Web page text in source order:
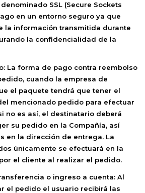
SSL (Secure Sockets
en un entorno seguro ya que
la información transmitida durante
la confidencialidad de la
La forma de pago contra reembolso
cuando la empresa de
el paquete tendrá que tener el
mencionado pedido para efectuar
no es así, el destinatario deberá
su pedido en la Compañía, así
en la dirección de entrega. La
únicamente se efectuará en la
el cliente al realizar el pedido.
o ingreso a cuenta: Al
el pedido el usuario recibirá las